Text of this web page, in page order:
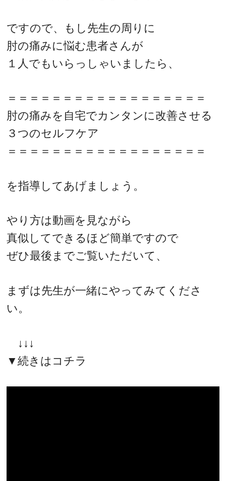
ですので、もし先生の周りに
肘の痛みに悩む患者さんが
１人でもいらっしゃいましたら、
＝＝＝＝＝＝＝＝＝＝＝＝＝＝＝＝＝＝
肘の痛みを自宅でカンタンに改善させる
３つのセルフケア
＝＝＝＝＝＝＝＝＝＝＝＝＝＝＝＝＝＝
を指導してあげましょう。
やり方は動画を見ながら
真似してできるほど簡単ですので
ぜひ最後までご覧いただいて、
まずは先生が一緒にやってみてくださ
い。
↓↓↓
▼続きはコチラ